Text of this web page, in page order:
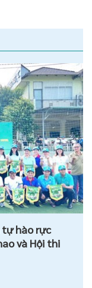
tự hào rực
và Hội thi